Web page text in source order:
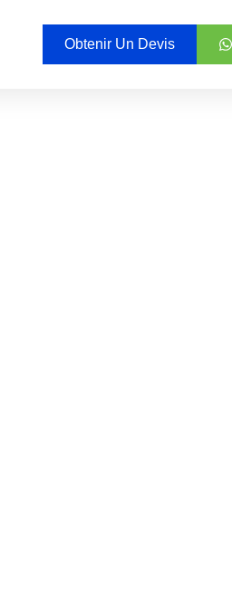
Obtenir Un Devis